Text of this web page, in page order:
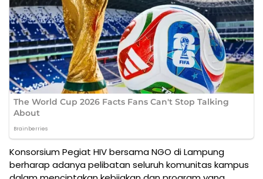
Konsorsium Pegiat HIV bersama NGO di Lampung
berharap adanya pelibatan seluruh komunitas kampus